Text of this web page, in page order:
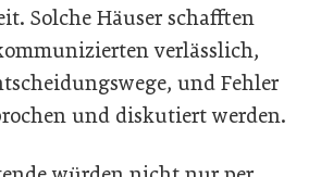
Solche Häuser schafften
verlässlich,
und Fehler
und diskutiert werden.